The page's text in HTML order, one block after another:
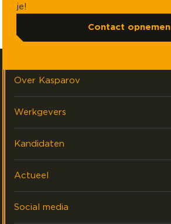
je!
Contact opnemen
Over Kasparov
Over ons
FAQ & Contact
Werkgevers
Voor werkgevers
Werving & Selectie
Kandidaten
Voor kandidaten
Actueel
Laatste nieuws
Social media